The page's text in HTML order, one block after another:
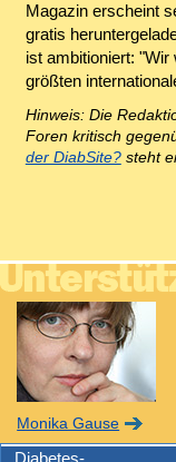
Magazin erscheint
gratis
ist ambitioniert:
größten
Hinweis: Die
Foren kritisch
der DiabSite?steht
Monika Gause
Diabetes-